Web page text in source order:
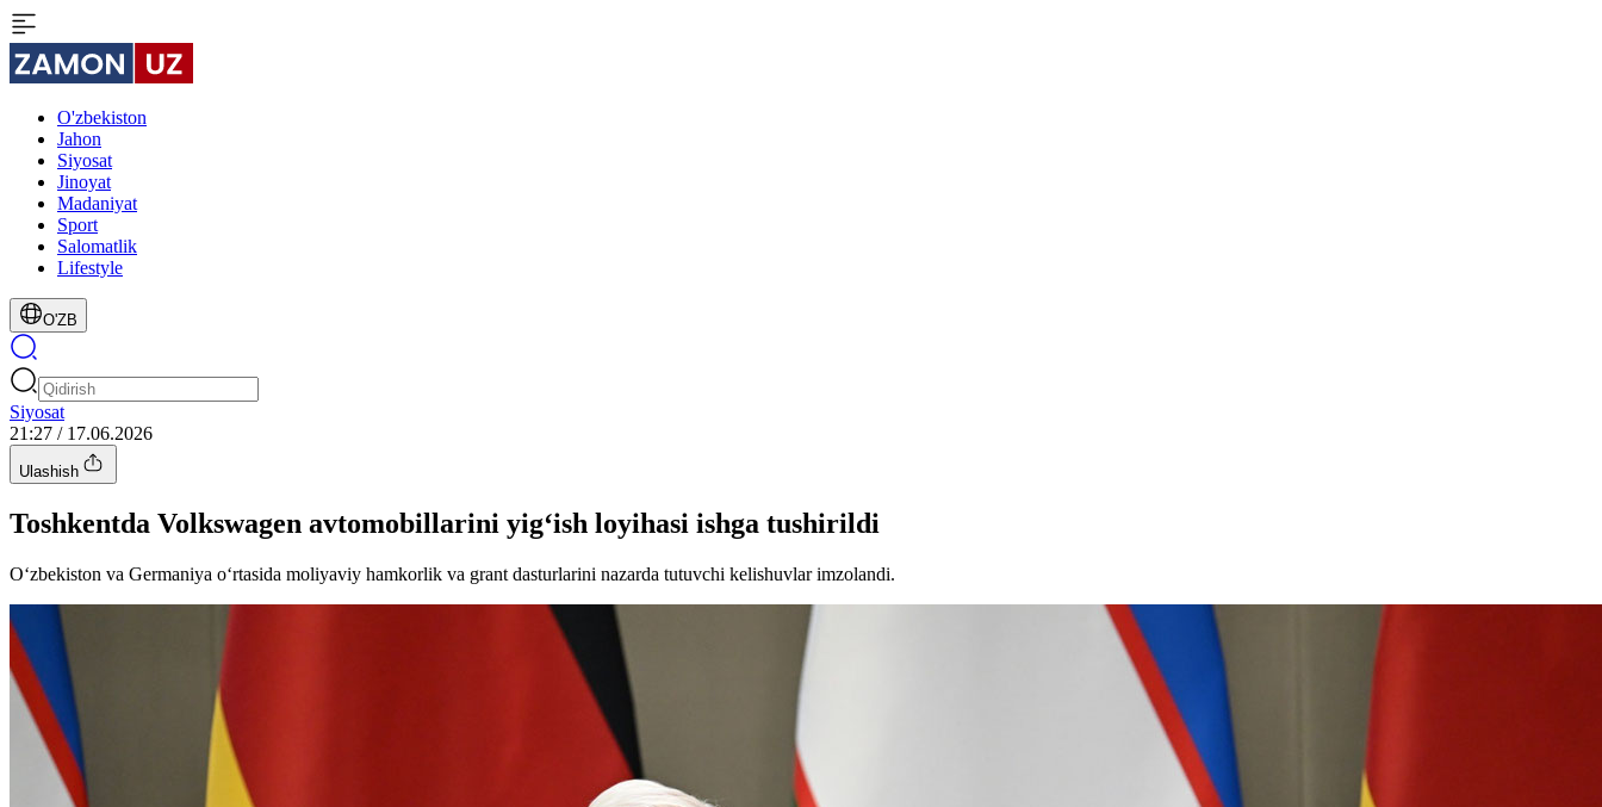
O'zbekiston
Jahon
Siyosat
Jinoyat
Madaniyat
Sport
Salomatlik
Lifestyle
O'ZB
Siyosat
21:27 / 17.06.2026
Ulashish
Toshkentda Volkswagen avtomobillarini yig‘ish loyihasi ishga tushirildi
O‘zbekiston va Germaniya o‘rtasida moliyaviy hamkorlik va grant dasturlarini nazarda tutuvchi kelishuvlar imzolandi.